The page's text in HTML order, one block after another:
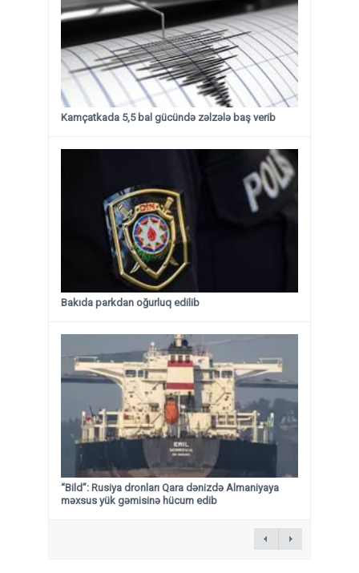
Kamçatkada 5,5 bal gücündə zəlzələ baş verib
Bakıda parkdan oğurluq edilib
“Bild”: Rusiya dronları Qara dənizdə Almaniyaya
məxsus yük gəmisinə hücum edib